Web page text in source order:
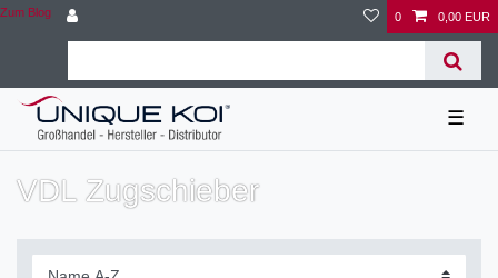
Zum Blog 0 0,00 EUR
☰
VDL Zugschieber